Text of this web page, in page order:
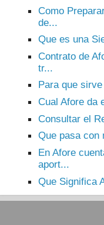
Como
de...
Que es una
Contrato de
tr...
Para que
Cual Afore da
Consultar el
Que pasa con
En Afore
aport...
Que Significa